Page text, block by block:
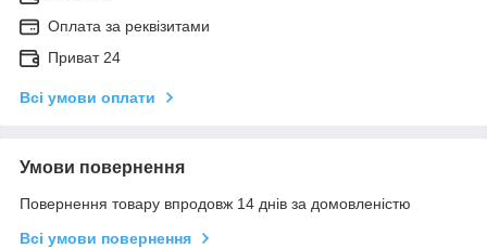
Оплата за реквізитами
Приват 24
Всі умови оплати
Умови повернення
Повернення товару впродовж 14 днів за домовленістю
Всі умови повернення